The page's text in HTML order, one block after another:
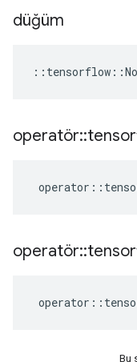
düğüm
:: tensorflow ::
operatör::
operator ::
operatör::
operator ::
Bu